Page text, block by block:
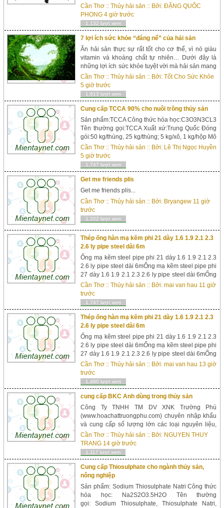
người lao động dễ dàng sử dụng hơn, nhất là khi
đẩy vào nâ...
Cần Thơ ::Thủy hải sản :: Bởi:ĐẶNG QUÔC
PHONG 4 giờ trước
1,132 lượt xem
7 lợi ích sức khỏe “đáng nể” của hải sản
Ăn hải sản thực sự rất tốt cho cơ thể, vì nó giàu
vitamin và khoáng chất tự nhiên… Dưới đây là
những lợi ích sức khỏe tuyệt vời mà hải sản mang
lại cho cơ thể bạn.1. Ngăn ngừa bệnh trầm
cảmHầu hết mọi người đều có khả năng bị bệnh
trầm cả...
Cần Thơ ::Thủy hải sản :: Bởi:Tốt Cho Sức Khỏe
5 giờ trước
1,613 lượt xem
Cung cấp TCCA 90% cho nuôi trồng thủy sản
Sản phẩm:TCCA Công thức hóa học:C3O3N3CL3
Tên thường gọi:TCCA Xuất xứ:Trung Quốc Đóng
gói:50 kg/thùng, 25 kg/thùng; 5 kg/xô, 1 kg/hộp Mô
tả: -Bột màu trắng. -Hàm lượng: 90% min. Công
dụng: -Chất sát khuẩn, xử l&yac...
Cần Thơ ::Thủy hải sản :: Bởi: Lê Thị Ngọc Huyền
5 giờ trước
1,747 lượt xem
Get me friends plis
Get me friends plis...
Cần Thơ ::Thủy hải sản :: Bởi: Bryangew 11 giờ
trước
1,222 lượt xem
Thép ống hàn mạ kẽm phi 21 dày 1.6 1.9 2.1 2.3
2.6 ly pipe steel dài 6m
Ống mạ kẽm steel pipe phi 21 dày 1.6 1.9 2.1 2.3
2.6 ly pipe steel dài 6mỐng mạ kẽm steel pipe phi
27 dày 1.6 1.9 2.1 2.3 2.6 ly pipe steel dài 6mỐng
mạ kẽm steel pipe phi 34 dày 1.6 1.9 2.1 2.3 2.5
2.6 3.2 ly pipe steel dài 6mỐng mạ kẽm steel pipe
phi 42 dày 1.6 1.9 2.1...
Cần Thơ ::Thủy hải sản :: Bởi:mai van hau 11 giờ
trước
1,747 lượt xem
Thép ống hàn mạ kẽm phi 21 dày 1.6 1.9 2.1 2.3
2.6 ly pipe steel dài 6m
Ống mạ kẽm steel pipe phi 21 dày 1.6 1.9 2.1 2.3
2.6 ly pipe steel dài 6mỐng mạ kẽm steel pipe phi
27 dày 1.6 1.9 2.1 2.3 2.6 ly pipe steel dài 6mỐng
mạ kẽm steel pipe phi 34 dày 1.6 1.9 2.1 2.3 2.5
2.6 3.2 ly pipe steel dài 6mỐng mạ kẽm steel pipe
phi 42 dày 1.6 1.9 2.1...
Cần Thơ ::Thủy hải sản :: Bởi:mai van hau 13 giờ
trước
1,480 lượt xem
cung cấp BKC Anh dùng trong thủy sản
Công Ty TNHH TM DV XNK Trường Phú
(www.hoachattruongphu.com) chuyên nhập khẩu
và cung cấp số lượng lớn các loại nguyên liệu,
phụ gia, hóa chất, vật tư ngành: Nuôi Trồng Thủy
Sản, Chế Biến Thủy Sản, Chăn Nuôi, Thú Y, Thực
Phẩm, Nông Nghi...
Cần Thơ ::Thủy hải sản :: Bởi: NGUYEN THUY
TRANG 14 giờ trước
1,117 lượt xem
Cung cấp Thiosulphate cho ngành thủy sản,
nông nghiệp
Sản phẩm: Sodium Thiosulphate Natri Công thức
hóa học: Na2S2O3.5H2O Tên thường
gọi: Sodium Thiosulphate, Thiosulphate Natri,